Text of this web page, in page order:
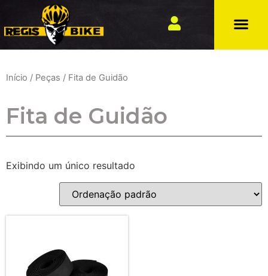
Início / Peças / Fita de Guidão
Fita de Guidão
Exibindo um único resultado